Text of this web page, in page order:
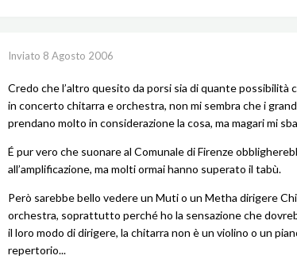
Inviato 8 Agosto 2006
Credo che l’altro quesito da porsi sia di quante possibilità
in concerto chitarra e orchestra, non mi sembra che i
prendano molto in considerazione la cosa, ma magari mi
É pur vero che suonare al Comunale di Firenze
all’amplificazione, ma molti ormai hanno superato il tabù.
Però sarebbe bello vedere un Muti o un Metha dirigere
orchestra, soprattutto perché ho la sensazione che
il loro modo di dirigere, la chitarra non è un violino o un
repertorio...